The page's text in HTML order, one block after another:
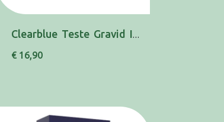
Clearblue Teste Gravid Ind Semanas
€ 16,90